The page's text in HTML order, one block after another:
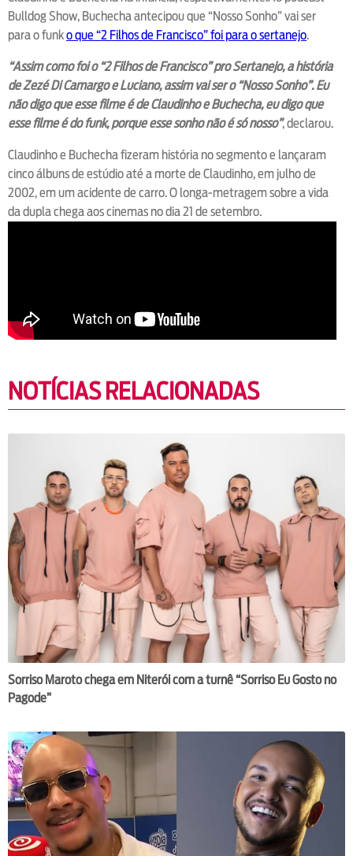
Bulldog Show, Buchecha antecipou que “Nosso Sonho” vai ser
para o funko que “2 Filhos de Francisco” foi para o sertanejo.
“Assim como foi o “2 Filhos de Francisco” pro Sertanejo, a história
de Zezé Di Camargo e Luciano, assim vai ser o “Nosso Sonho”. Eu
não digo que esse filme é de Claudinho e Buchecha, eu digo que
esse filme é do funk, porque esse sonho não é só nosso”, declarou.
Claudinho e Buchecha fizeram história no segmento e lançaram
cinco álbuns de estúdio até a morte de Claudinho, em julho de
2002, em um acidente de carro. O longa-metragem sobre a vida
da dupla chega aos cinemas no dia 21 de setembro.
NOTÍCIAS RELACIONADAS
Sorriso Maroto chega em Niterói com a turnê “Sorriso Eu Gosto no
Pagode”